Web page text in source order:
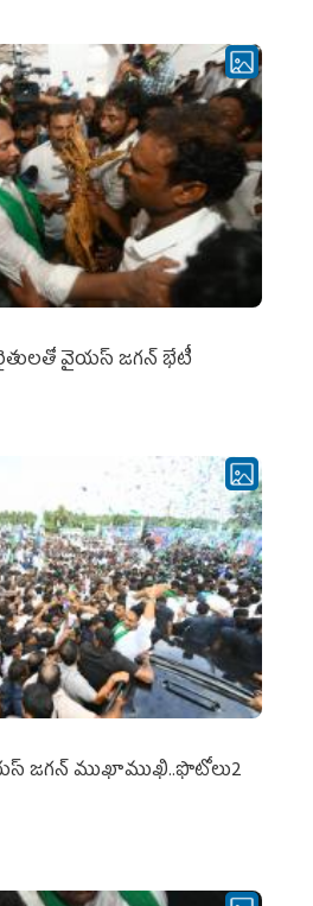
వైయస్ జగన్ భేటీ
జ‌గ‌న్ ముఖాముఖి..ఫొటోలు2